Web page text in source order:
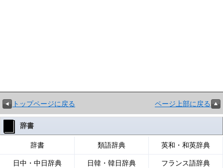
トップページに戻る ページ上部に戻る
辞書
辞書 類語辞典 英和・和英辞典
日中・中日辞典 日韓・韓日辞典 フランス語辞典